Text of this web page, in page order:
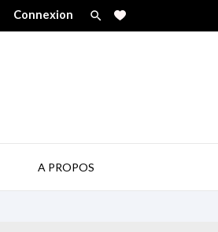
Connexion 
A PROPOS